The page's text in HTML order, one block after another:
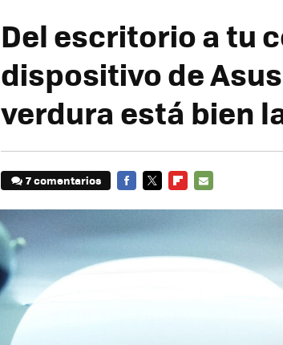
Del escritorio a tu
dispositivo de
verdura está bien
7 comentarios